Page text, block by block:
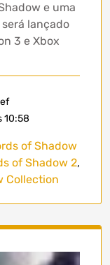
e uma
será lançado
3 e Xbox
10:58
of Shadow
of Shadow 2,
Collection